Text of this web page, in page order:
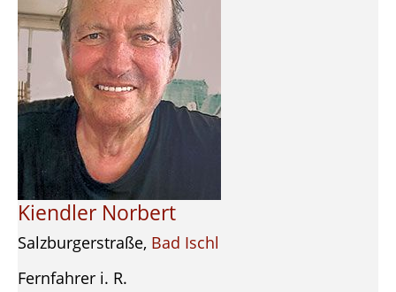
Kiendler Norbert
Salzburgerstraße, Bad Ischl
Fernfahrer i. R.